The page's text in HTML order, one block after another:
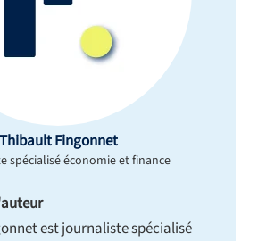
Thibault Fingonnet
spécialisé économie et finance
est journaliste spécialisé